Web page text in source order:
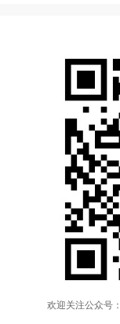
欢迎关注公众号